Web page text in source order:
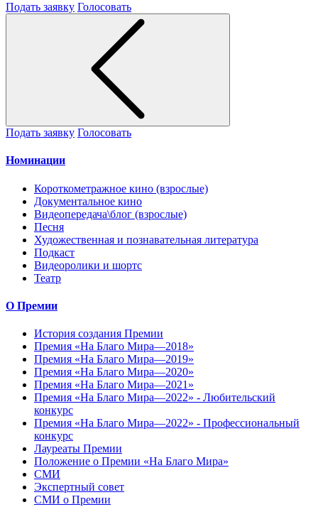
Подать заявку Голосовать
Подать заявку Голосовать
Номинации
Короткометражное кино (взрослые)
Документальное кино
Видеопередача\блог (взрослые)
Песня
Художественная и познавательная литература
Подкаст
Видеоролики и шортс
Театр
О Премии
История создания Премии
Премия «На Благо Мира—2018»
Премия «На Благо Мира—2019»
Премия «На Благо Мира—2020»
Премия «На Благо Мира—2021»
Премия «На Благо Мира—2022» - Любительский
конкурс
Премия «На Благо Мира—2022» - Профессиональный
конкурс
Лауреаты Премии
Положение о Премии «На Благо Мира»
СМИ
Экспертный совет
СМИ о Премии